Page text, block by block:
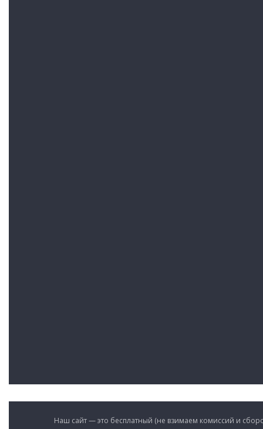
Наш сайт — это бесплатный (не взимаем комиссий и